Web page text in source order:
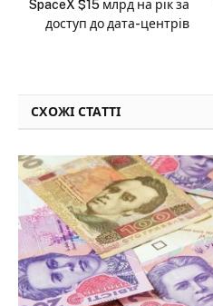
SpaceX $15 млрд на рік за
доступ до дата-центрів
СХОЖІ СТАТТІ